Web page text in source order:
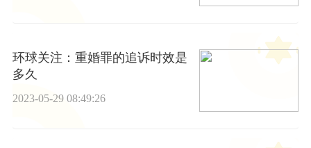
环球关注：重婚罪的追诉时效是
多久
2023-05-29 08:49:26